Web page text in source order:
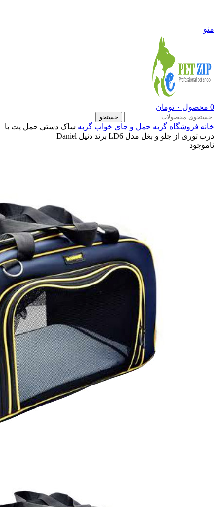
منو
0 محصول ۰ تومان
جستجو
خانه فروشگاه گربه حمل و جای خواب گربه ساک دستی حمل پت با
درب توری از جلو و بغل مدل LD6 برند دنیل Daniel
ناموجود